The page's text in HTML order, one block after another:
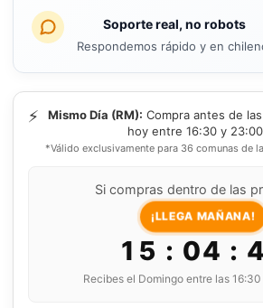
Soporte real, no robots
Respondemos rápido y en
⚡ Mismo Día (RM): Compra antes de las
hoy entre 16:30 y
*Válido exclusivamente para 36 comunas de
Si compras dentro de las
¡LLEGA MAÑANA!
15 : 04 :
Recibes el Domingo entre las